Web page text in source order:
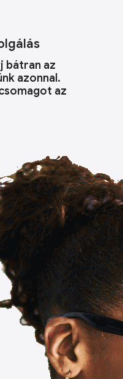
bátran az
azonnal.
az